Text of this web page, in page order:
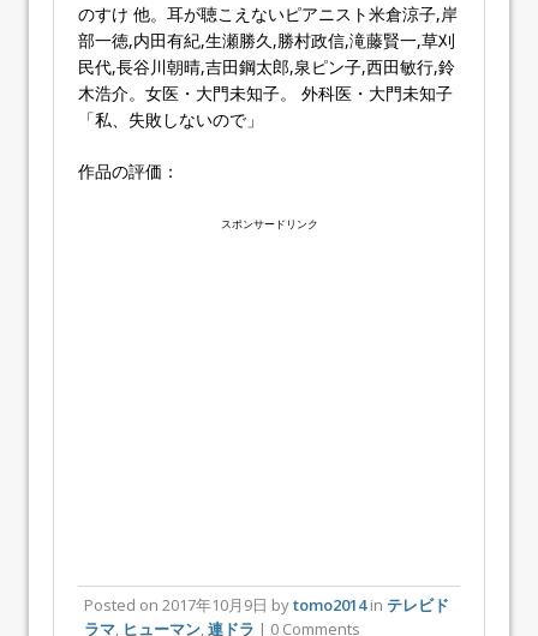
のすけ 他。耳が聴こえないピアニスト米倉涼子,岸
部一徳,内田有紀,生瀬勝久,勝村政信,滝藤賢一,草刈
民代,長谷川朝晴,吉田鋼太郎,泉ピン子,西田敏行,鈴
木浩介。女医・大門未知子。 外科医・大門未知子
「私、失敗しないので」
作品の評価：
スポンサードリンク
Posted on 2017年10月9日 bytomo2014in テレビド
ラマ ヒューマン 連ドラ | 0 Comments